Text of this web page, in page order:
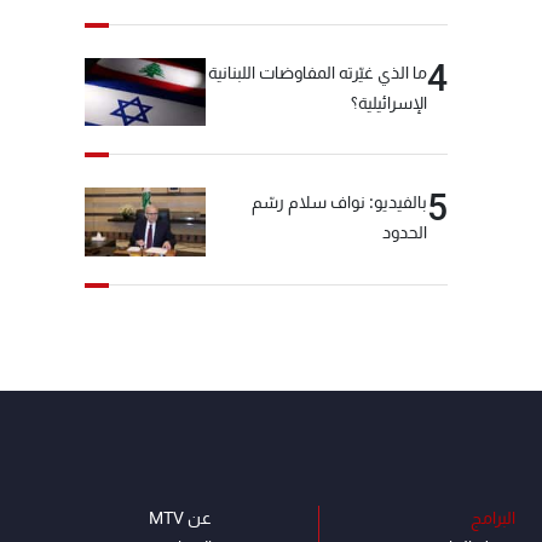
4ما الذي غيّرته المفاوضات اللبنانية
الإسرائيلية؟
5بالفيديو: نواف سلام رسّم
الحدود
البرامج
عن MTV